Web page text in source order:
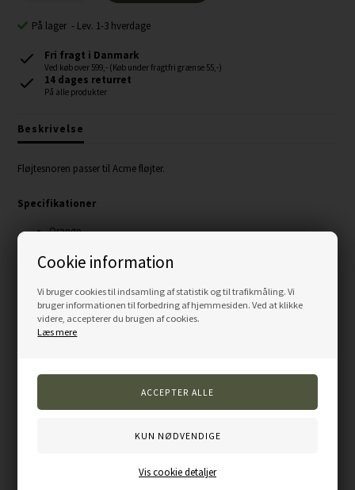
Cookie information
Vi bruger cookies til indsamling af statistik og til trafikmåling. Vi
bruger informationen til forbedring af hjemmesiden. Ved at klikke
videre, accepterer du brugen af cookies.
Læs mere
Vis cookie detaljer
På lager - Lev. 1-3 hverdage
Fri fragt i Danmark
Ved køb over 599,- (Køb under fragtfri grænse 55,-)
14 dages returret
På alle produkter
Beskrivelse
Fløjtesnoren passer til Acme fløjter.
Specifikationer
Orange
Varenummer:LY01-ORG
Andre kunder købte også...